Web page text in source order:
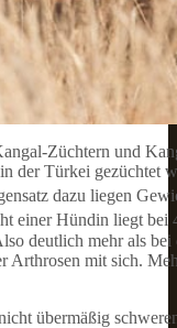
Züchtern und
der Türkei gezüchtet
dazu liegen
einer Hündin liegt bei
deutlich mehr als
mit sich.
übermäßig